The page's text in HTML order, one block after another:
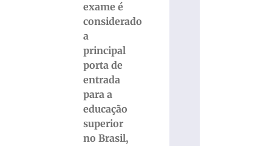
exame é
considerado
a
principal
porta de
entrada
para a
educação
superior
no Brasil,